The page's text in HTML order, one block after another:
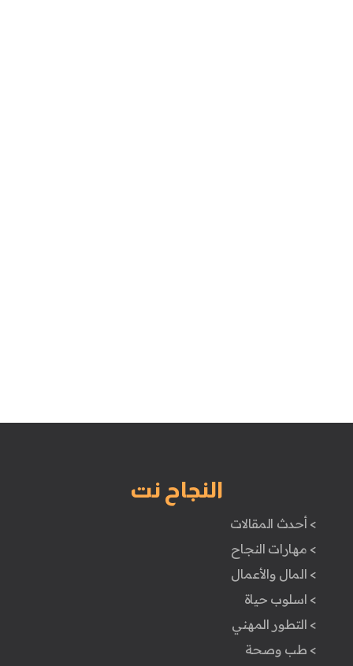
النجاح نت
> أحدث المقالات
> مهارات النجاح
> المال والأعمال
> اسلوب حياة
> التطور المهني
> طب وصحة